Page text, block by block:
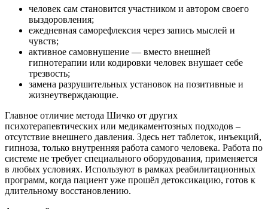
человек сам становится участником и автором своего
выздоровления;
ежедневная саморефлексия через запись мыслей и
чувств;
активное самовнушение — вместо внешней
гипнотерапии или кодировки человек внушает себе
трезвость;
замена разрушительных установок на позитивные и
жизнеутверждающие.
Главное отличие метода Шичко от других
психотерапевтических или медикаментозных подходов –
отсутствие внешнего давления. Здесь нет таблеток, инъекций,
гипноза, только внутренняя работа самого человека. Работа по
системе не требует специального оборудования, применяется
в любых условиях. Используют в рамках реабилитационных
программ, когда пациент уже прошёл детоксикацию, готов к
длительному восстановлению.